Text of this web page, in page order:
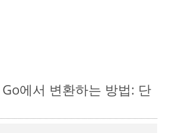
에서 변환하는 방법: 단